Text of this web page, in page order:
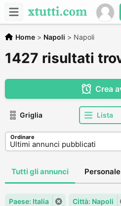
Home > Napoli > Napoli
1427 risultati
Crea
Griglia Lista
Ordinare
Tutti gli annunci Personale
Paese: Italia Città: Napoli